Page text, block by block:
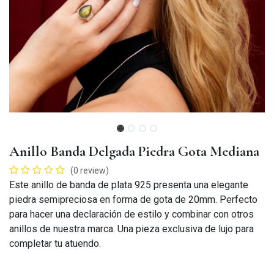
Anillo Banda Delgada Piedra Gota Mediana
(0 review)
Este anillo de banda de plata 925 presenta una elegante
piedra semipreciosa en forma de gota de 20mm. Perfecto
para hacer una declaración de estilo y combinar con otros
anillos de nuestra marca. Una pieza exclusiva de lujo para
completar tu atuendo.